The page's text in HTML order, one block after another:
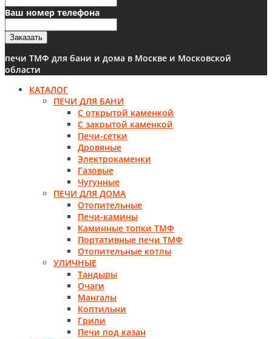
Ваш номер телефона
Заказать
печи ТМФ для бани и дома в Москве и Московской
области
КАТАЛОГ
ПЕЧИ ДЛЯ БАНИ
С открытой каменкой
С закрытой каменкой
Печи-сетки
Дровяные
Электрокаменки
Газовые
Чугунные
ПЕЧИ ДЛЯ ДОМА
Отопительные
Печи-камины
Каминные топки ТМФ
Портативные печи ТМФ
Отопительные котлы
УЛИЧНЫЕ
Тандыры
Очаги
Мангалы
Коптильни
Грили
Печи под казан